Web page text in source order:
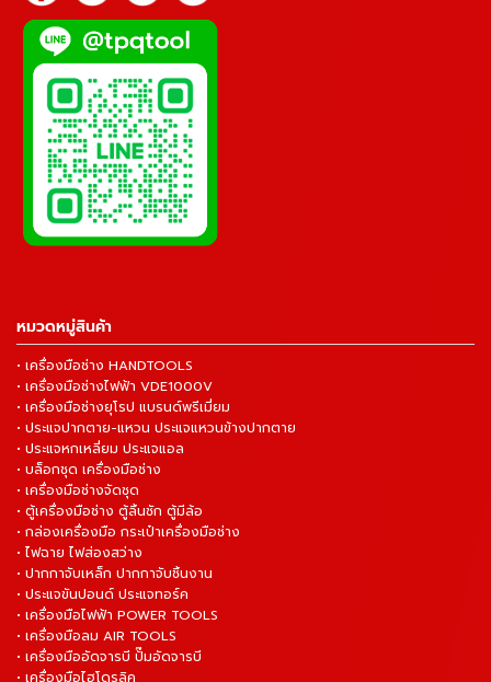
หมวดหมู่สินค้า
• เครื่องมือช่าง HANDTOOLS
• เครื่องมือช่างไฟฟ้า VDE1000V
• เครื่องมือช่างยุโรป แบรนด์พรีเมี่ยม
• ประแจปากตาย-แหวน ประแจแหวนข้างปากตาย
• ประแจหกเหลี่ยม ประแจแอล
• บล็อกชุด เครื่องมือช่าง
• เครื่องมือช่างจัดชุด
• ตู้เครื่องมือช่าง ตู้ลิ้นชัก ตู้มีล้อ
• กล่องเครื่องมือ กระเป๋าเครื่องมือช่าง
• ไฟฉาย ไฟส่องสว่าง
• ปากกาจับเหล็ก ปากกาจับชิ้นงาน
• ประแจขันปอนด์ ประแจทอร์ค
• เครื่องมือไฟฟ้า POWER TOOLS
• เครื่องมือลม AIR TOOLS
• เครื่องมืออัดจารบี ปั๊มอัดจารบี